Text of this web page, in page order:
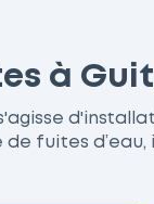
à
fuites